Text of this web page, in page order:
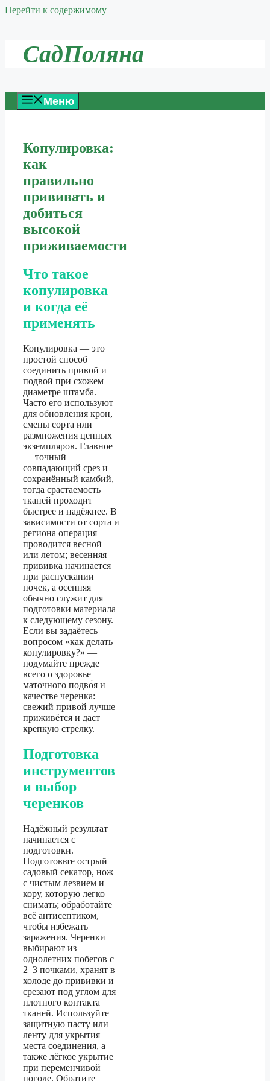
Перейти к содержимому
СадПоляна
Меню
Копулировка:
как
правильно
прививать и
добиться
высокой
приживаемости
Что такое
копулировка
и когда её
применять
Копулировка — это
простой способ
соединить привой и
подвой при схожем
диаметре штамба.
Часто его используют
для обновления крон,
смены сорта или
размножения ценных
экземпляров. Главное
— точный
совпадающий срез и
сохранённый камбий,
тогда срастаемость
тканей проходит
быстрее и надёжнее. В
зависимости от сорта и
региона операция
проводится весной
или летом; весенняя
прививка начинается
при распускании
почек, а осенняя
обычно служит для
подготовки материала
к следующему сезону.
Если вы задаётесь
вопросом «как делать
копулировку?» —
подумайте прежде
всего о здоровье
маточного подво́я и
качестве черенка:
свежий привой лучше
приживётся и даст
крепкую стрелку.
Подготовка
инструментов
и выбор
черенков
Надёжный результат
начинается с
подготовки.
Подготовьте острый
садовый секатор, нож
с чистым лезвием и
кору, которую легко
снимать; обработайте
всё антисептиком,
чтобы избежать
заражения. Черенки
выбирают из
однолетних побегов с
2–3 почками, хранят в
холоде до прививки и
срезают под углом для
плотного контакта
тканей. Используйте
защитную пасту или
ленту для укрытия
места соединения, а
также лёгкое укрытие
при переменчивой
погоде. Обратите